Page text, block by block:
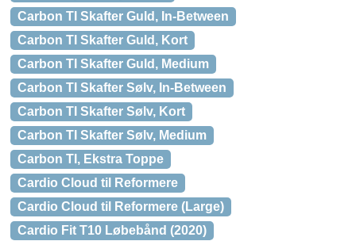
Carbon TI Skafter Guld, In-Between
Carbon TI Skafter Guld, Kort
Carbon TI Skafter Guld, Medium
Carbon TI Skafter Sølv, In-Between
Carbon TI Skafter Sølv, Kort
Carbon TI Skafter Sølv, Medium
Carbon TI, Ekstra Toppe
Cardio Cloud til Reformere
Cardio Cloud til Reformere (Large)
Cardio Fit T10 Løbebånd (2020)